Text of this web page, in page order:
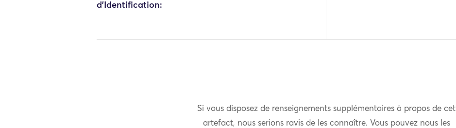
d'Identification:
Si vous disposez de renseignements supplémentaires à propos de cet
artefact, nous serions ravis de les connaître. Vous pouvez nous les